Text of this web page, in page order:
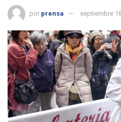
por prensa septiembre